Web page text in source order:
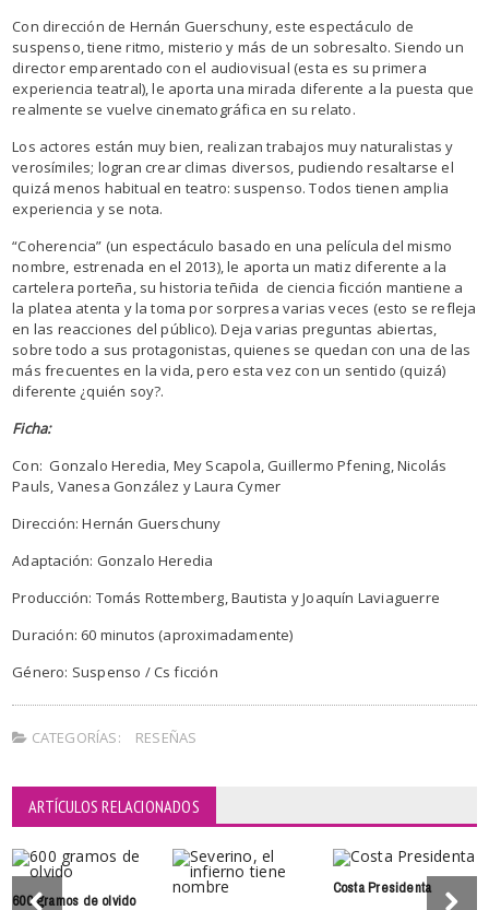
Con dirección de Hernán Guerschuny, este espectáculo de
suspenso, tiene ritmo, misterio y más de un sobresalto. Siendo un
director emparentado con el audiovisual (esta es su primera
experiencia teatral), le aporta una mirada diferente a la puesta que
realmente se vuelve cinematográfica en su relato.
Los actores están muy bien, realizan trabajos muy naturalistas y
verosímiles; logran crear climas diversos, pudiendo resaltarse el
quizá menos habitual en teatro: suspenso. Todos tienen amplia
experiencia y se nota.
“Coherencia” (un espectáculo basado en una película del mismo
nombre, estrenada en el 2013), le aporta un matiz diferente a la
cartelera porteña, su historia teñida de ciencia ficción mantiene a
la platea atenta y la toma por sorpresa varias veces (esto se refleja
en las reacciones del público). Deja varias preguntas abiertas,
sobre todo a sus protagonistas, quienes se quedan con una de las
más frecuentes en la vida, pero esta vez con un sentido (quizá)
diferente ¿quién soy?.
Ficha:
Con: Gonzalo Heredia, Mey Scapola, Guillermo Pfening, Nicolás
Pauls, Vanesa González y Laura Cymer
Dirección: Hernán Guerschuny
Adaptación: Gonzalo Heredia
Producción: Tomás Rottemberg, Bautista y Joaquín Laviaguerre
Duración: 60 minutos (aproximadamente)
Género: Suspenso / Cs ficción
CATEGORÍAS: RESEÑAS
ARTÍCULOS RELACIONADOS
600 gramos de olvido
Costa Presidenta